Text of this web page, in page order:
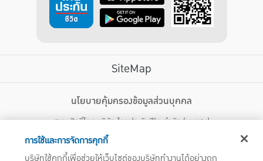
SiteMap
ไทยประกันชีวิต HEALTH CARE SOLUTIONS
สิทธิพิเศษ
แอปพลิเคชัน ไทยประกันชีวิต
นโยบายคุ้มครองข้อมูลส่วนบุคคล
สงวนสิทธิ์โดย บริษัท ไทยประกันชีวิต จำกัด (มหาชน)
123 ถนน รัชดาภิเษก แขวงดินแดง เขตดินแดง กรุงเทพฯ 10400 โทรศัพท์ 02-
การใช้และการจัดการคุกกี้
บริษัทใช้คุกกี้เพื่อช่วยให้เว็บไซต์ของบริษัททำงานได้อย่างถูก